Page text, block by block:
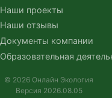
Наши проекты
Наши отзывы
Документы компании
Образовательная
© 2026 Онлайн Экология
Версия 2026.08.05